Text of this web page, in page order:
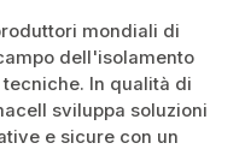
mondiali di
dell'isolamento
In qualità di
sviluppa soluzioni
e sicure con un